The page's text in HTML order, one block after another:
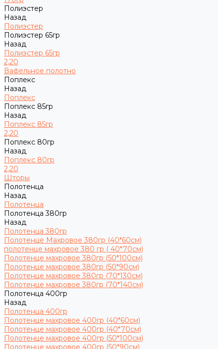
Полиэстер
Назад
Полиэстер
Полиэстер 65гр
Назад
Полиэстер 65гр
2,20
Вафельное полотно
Поплекс
Назад
Поплекс
Поплекс 85гр
Назад
Поплекс 85гр
2,20
Поплекс 80гр
Назад
Поплекс 80гр
2,20
Шторы
Полотенца
Назад
Полотенца
Полотенца 380гр
Назад
Полотенца 380гр
Полотенце Махровое 380гр (40*60см)
полотенце махровое 380 гр ( 40*70см)
Полотенце махровое 380гр (50*100см)
Полотенце махровое 380гр (50*90см)
Полотенце махровое 380гр (70*130см)
Полотенце махровое 380гр (70*140см)
Полотенца 400гр
Назад
Полотенца 400гр
Полотенце махровое 400гр (40*60см)
Полотенце махровое 400гр (40*70см)
Полотенце махровое 400гр (50*100см)
Полотенце махровое 400гр (50*90см)